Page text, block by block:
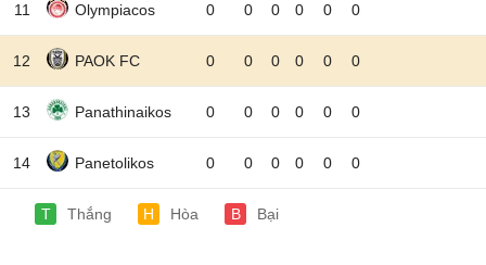
11 Olympiacos 0 0 0 0 0 0
12 PAOK FC 0 0 0 0 0 0
13 Panathinaikos 0 0 0 0 0 0
14 Panetolikos 0 0 0 0 0 0
T Thắng H Hòa B Bại